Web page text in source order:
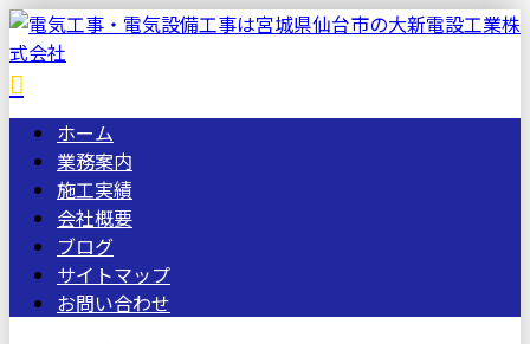
ホーム
業務案内
施工実績
会社概要
ブログ
サイトマップ
お問い合わせ